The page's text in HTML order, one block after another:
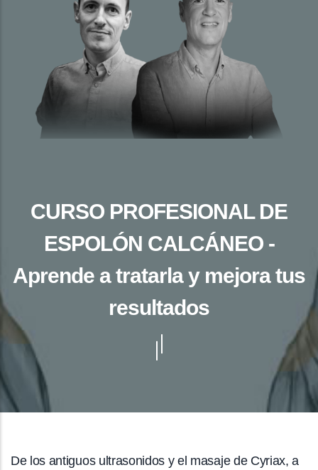
CURSO PROFESIONAL DE
ESPOLÓN CALCÁNEO -
Aprende a tratarla y mejora tus
resultados
De los antiguos ultrasonidos y el masaje de Cyriax, a